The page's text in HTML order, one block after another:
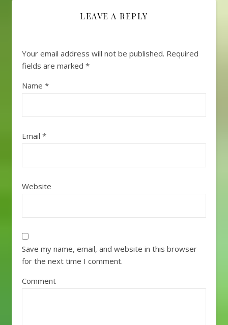
LEAVE A REPLY
Your email address will not be published. Required
fields are marked *
Name *
Email *
Website
Save my name, email, and website in this browser
for the next time I comment.
Comment